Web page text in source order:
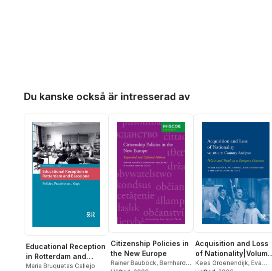
Du kanske också är intresserad av
Educational Reception
in Rotterdam and
Barcelona
Maria Bruquetas Callejo
Citizenship Policies in
the New Europe
Rainer Bauböck, Bernhard
Acquisition and Loss
of Nationality|Volume
2: Country Analyses
Kees Groenendijk, Eva